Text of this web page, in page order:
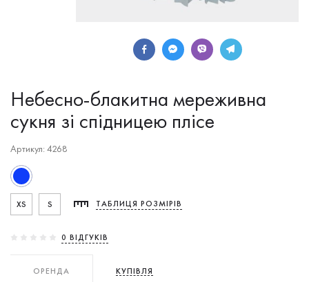
Небесно-блакитна мереживна
сукня зі спідницею плісе
Артикул: 4268
XS S ТАБЛИЦЯ РОЗМІРІВ
0 ВIДГУКIВ
ОРЕНДА КУПІВЛЯ